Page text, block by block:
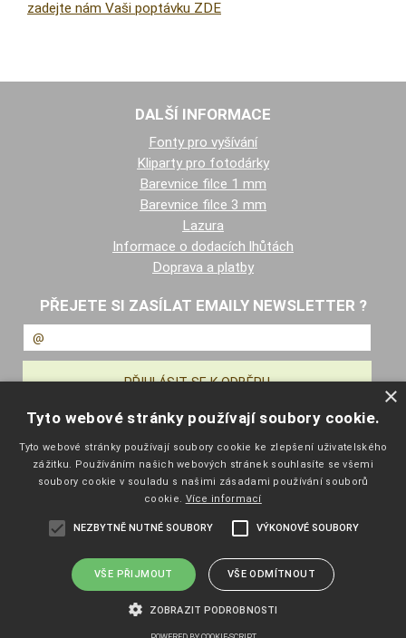
zadejte nám Vaši poptávku ZDE
DALŠÍ INFORMACE
Fonty pro vyšívání
Kliparty pro fotodárky
Barevnice filce 1 mm
Barevnice filce 3 mm
Lazura
Informace o dodacích lhůtách
Doprava a platby
PŘEJETE SI ZASÍLAT EMAILY NEWSLETTER ?
NAVIGACE
Úvodní strana
Katalog zboží
Obchodní podmínky
Odstoupení od smlouvy
eshop.pelisport.cz,provozováno na systému
×
Tyto webové stránky používají soubory cookie.
Tyto webové stránky používají soubory cookie ke zlepšení uživatelského
zážitku. Používáním našich webových stránek souhlasíte se všemi
soubory cookie v souladu s našimi zásadami používání souborů
cookie. Více informací
NEZBYTNĚ NUTNÉ SOUBORY VÝKONOVÉ SOUBORY
VŠE PŘIJMOUT VŠE ODMÍTNOUT
ZOBRAZIT PODROBNOSTI